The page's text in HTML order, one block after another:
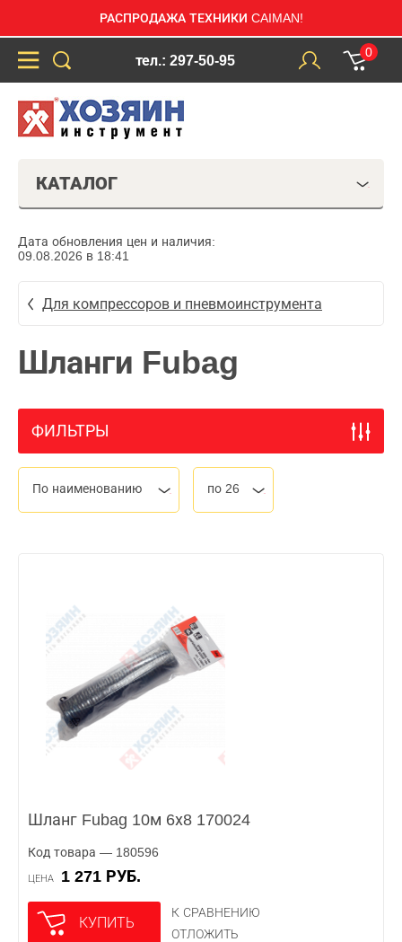
РАСПРОДАЖА ТЕХНИКИ CAIMAN!
тел.: 297-50-95
0
КАТАЛОГ
Дата обновления цен и наличия:
09.08.2026 в 18:41
Для компрессоров и пневмоинструмента
Шланги Fubag
ФИЛЬТРЫ
По наименованию по 26
Шланг Fubag 10м 6х8 170024
Код товара — 180596
ЦЕНА 1 271 РУБ.
КУПИТЬ
К СРАВНЕНИЮ
ОТЛОЖИТЬ